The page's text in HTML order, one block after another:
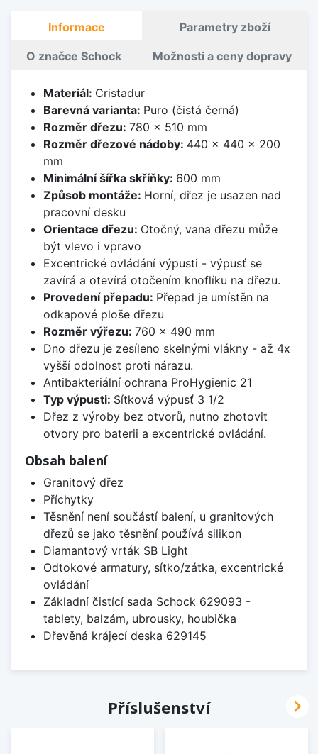
Informace Parametry zboží
O značce Schock Možnosti a ceny dopravy
Materiál: Cristadur
Barevná varianta: Puro (čistá černá)
Rozměr dřezu: 780 x 510 mm
Rozměr dřezové nádoby: 440 x 440 x 200
mm
Minimální šířka skříňky: 600 mm
Způsob montáže: Horní, dřez je usazen nad
pracovní desku
Orientace dřezu: Otočný, vana dřezu může
být vlevo i vpravo
Excentrické ovládání výpusti - výpusť se
zavírá a otevírá otočením knoflíku na dřezu.
Provedení přepadu: Přepad je umístěn na
odkapové ploše dřezu
Rozměr výřezu: 760 x 490 mm
Dno dřezu je zesíleno skelnými vlákny - až 4x
vyšší odolnost proti nárazu.
Antibakteriální ochrana ProHygienic 21
Typ výpusti: Sítková výpusť 3 1/2
Dřez z výroby bez otvorů, nutno zhotovit
otvory pro baterii a excentrické ovládání.
Obsah balení
Granitový dřez
Příchytky
Těsnění není součástí balení, u granitových
dřezů se jako těsnění používá silikon
Diamantový vrták SB Light
Odtokové armatury, sítko/zátka, excentrické
ovládání
Základní čistící sada Schock 629093 -
tablety, balzám, ubrousky, houbička
Dřevěná krájecí deska 629145
Příslušenství 